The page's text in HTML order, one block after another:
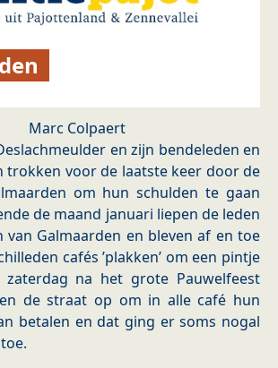
Marc Colpaert
en zijn bendeleden en
trokken voor de laatste keer door de
om hun schulden te gaan
de maand januari liepen de leden
Galmaarden en bleven af en toe
cafés ’plakken’ om een pintje
na het grote Pauwelfeest
de straat op om in alle café hun
betalen en dat ging er soms nogal